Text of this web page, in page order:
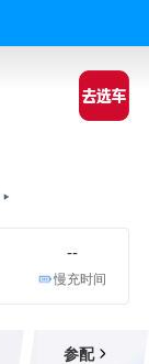
--
慢充时间
参配